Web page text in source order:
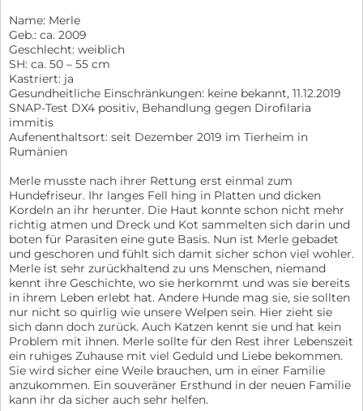
Name: Merle
Geb.: ca. 2009
Geschlecht: weiblich
SH: ca. 50 – 55 cm
Kastriert: ja
Gesundheitliche Einschränkungen: keine bekannt, 11.12.2019
SNAP-Test DX4 positiv, Behandlung gegen Dirofilaria
immitis
Aufenenthaltsort: seit Dezember 2019 im Tierheim in
Rumänien
Merle musste nach ihrer Rettung erst einmal zum
Hundefriseur. Ihr langes Fell hing in Platten und dicken
Kordeln an ihr herunter. Die Haut konnte schon nicht mehr
richtig atmen und Dreck und Kot sammelten sich darin und
boten für Parasiten eine gute Basis. Nun ist Merle gebadet
und geschoren und fühlt sich damit sicher schon viel wohler.
Merle ist sehr zurückhaltend zu uns Menschen, niemand
kennt ihre Geschichte, wo sie herkommt und was sie bereits
in ihrem Leben erlebt hat. Andere Hunde mag sie, sie sollten
nur nicht so quirlig wie unsere Welpen sein. Hier zieht sie
sich dann doch zurück. Auch Katzen kennt sie und hat kein
Problem mit ihnen. Merle sollte für den Rest ihrer Lebenszeit
ein ruhiges Zuhause mit viel Geduld und Liebe bekommen.
Sie wird sicher eine Weile brauchen, um in einer Familie
anzukommen. Ein souveräner Ersthund in der neuen Familie
kann ihr da sicher auch sehr helfen.